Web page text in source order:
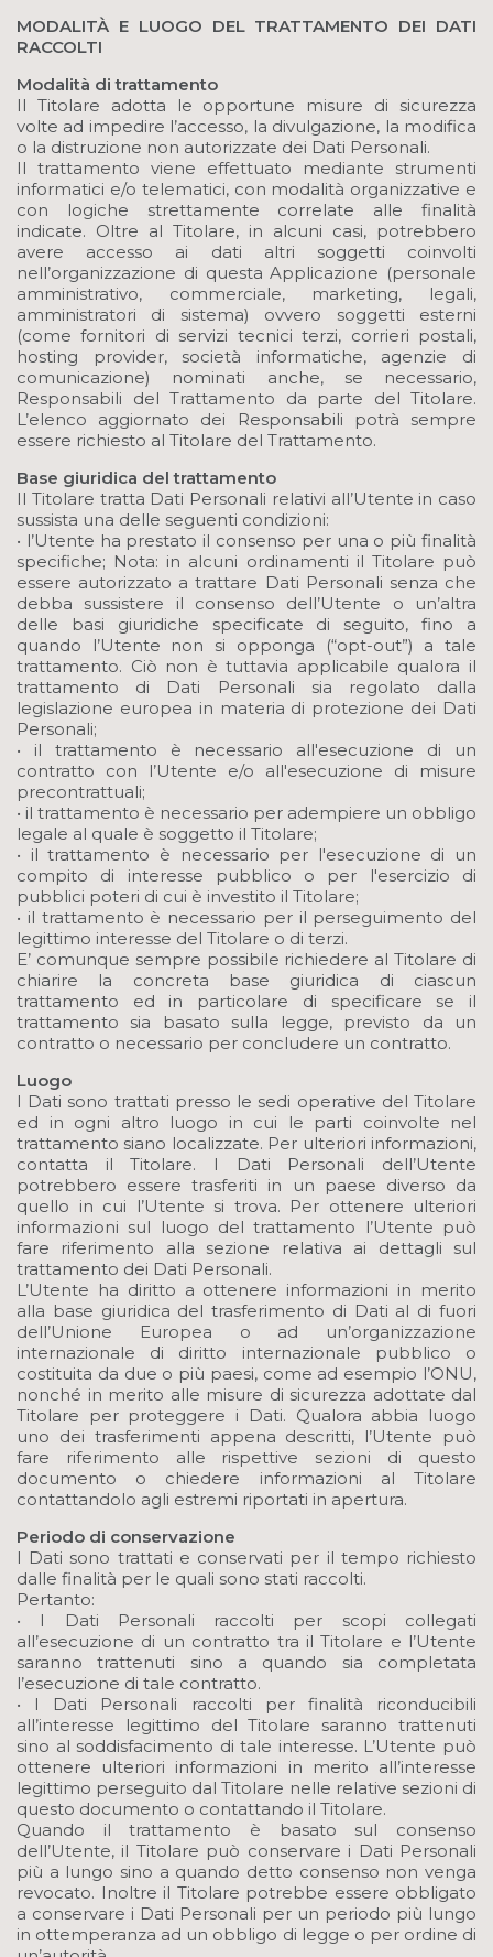
MODALITÀ E LUOGO DEL TRATTAMENTO DEI DATI
RACCOLTI
Modalità di trattamento
Il Titolare adotta le opportune misure di sicurezza
volte ad impedire l’accesso, la divulgazione, la modifica
o la distruzione non autorizzate dei Dati Personali.
Il trattamento viene effettuato mediante strumenti
informatici e/o telematici, con modalità organizzative e
con logiche strettamente correlate alle finalità
indicate. Oltre al Titolare, in alcuni casi, potrebbero
avere accesso ai dati altri soggetti coinvolti
nell’organizzazione di questa Applicazione (personale
amministrativo, commerciale, marketing, legali,
amministratori di sistema) ovvero soggetti esterni
(come fornitori di servizi tecnici terzi, corrieri postali,
hosting provider, società informatiche, agenzie di
comunicazione) nominati anche, se necessario,
Responsabili del Trattamento da parte del Titolare.
L’elenco aggiornato dei Responsabili potrà sempre
essere richiesto al Titolare del Trattamento.
Base giuridica del trattamento
Il Titolare tratta Dati Personali relativi all’Utente in caso
sussista una delle seguenti condizioni:
• l’Utente ha prestato il consenso per una o più finalità
specifiche; Nota: in alcuni ordinamenti il Titolare può
essere autorizzato a trattare Dati Personali senza che
debba sussistere il consenso dell’Utente o un’altra
delle basi giuridiche specificate di seguito, fino a
quando l’Utente non si opponga (“opt-out”) a tale
trattamento. Ciò non è tuttavia applicabile qualora il
trattamento di Dati Personali sia regolato dalla
legislazione europea in materia di protezione dei Dati
Personali;
• il trattamento è necessario all'esecuzione di un
contratto con l’Utente e/o all'esecuzione di misure
precontrattuali;
• il trattamento è necessario per adempiere un obbligo
legale al quale è soggetto il Titolare;
• il trattamento è necessario per l'esecuzione di un
compito di interesse pubblico o per l'esercizio di
pubblici poteri di cui è investito il Titolare;
• il trattamento è necessario per il perseguimento del
legittimo interesse del Titolare o di terzi.
E’ comunque sempre possibile richiedere al Titolare di
chiarire la concreta base giuridica di ciascun
trattamento ed in particolare di specificare se il
trattamento sia basato sulla legge, previsto da un
contratto o necessario per concludere un contratto.
Luogo
I Dati sono trattati presso le sedi operative del Titolare
ed in ogni altro luogo in cui le parti coinvolte nel
trattamento siano localizzate. Per ulteriori informazioni,
contatta il Titolare. I Dati Personali dell’Utente
potrebbero essere trasferiti in un paese diverso da
quello in cui l’Utente si trova. Per ottenere ulteriori
informazioni sul luogo del trattamento l’Utente può
fare riferimento alla sezione relativa ai dettagli sul
trattamento dei Dati Personali.
L’Utente ha diritto a ottenere informazioni in merito
alla base giuridica del trasferimento di Dati al di fuori
dell’Unione Europea o ad un’organizzazione
internazionale di diritto internazionale pubblico o
costituita da due o più paesi, come ad esempio l’ONU,
nonché in merito alle misure di sicurezza adottate dal
Titolare per proteggere i Dati. Qualora abbia luogo
uno dei trasferimenti appena descritti, l’Utente può
fare riferimento alle rispettive sezioni di questo
documento o chiedere informazioni al Titolare
contattandolo agli estremi riportati in apertura.
Periodo di conservazione
I Dati sono trattati e conservati per il tempo richiesto
dalle finalità per le quali sono stati raccolti.
Pertanto:
• I Dati Personali raccolti per scopi collegati
all’esecuzione di un contratto tra il Titolare e l’Utente
saranno trattenuti sino a quando sia completata
l’esecuzione di tale contratto.
• I Dati Personali raccolti per finalità riconducibili
all’interesse legittimo del Titolare saranno trattenuti
sino al soddisfacimento di tale interesse. L’Utente può
ottenere ulteriori informazioni in merito all’interesse
legittimo perseguito dal Titolare nelle relative sezioni di
questo documento o contattando il Titolare.
Quando il trattamento è basato sul consenso
dell’Utente, il Titolare può conservare i Dati Personali
più a lungo sino a quando detto consenso non venga
revocato. Inoltre il Titolare potrebbe essere obbligato
a conservare i Dati Personali per un periodo più lungo
in ottemperanza ad un obbligo di legge o per ordine di